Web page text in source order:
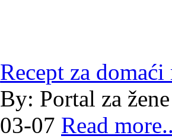
Recept za
By: Portal za žene
03-07 Read